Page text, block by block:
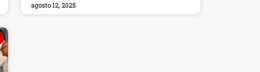
agosto 12, 2025